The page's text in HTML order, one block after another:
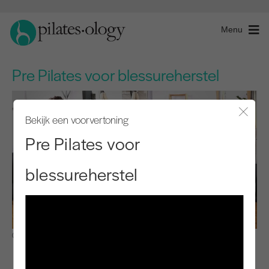
Menu
Pre Pilates voor blessureherstel
Bekijk een voorvertoning
Pre Pilates voor
blessureherstel
Observeren en leren